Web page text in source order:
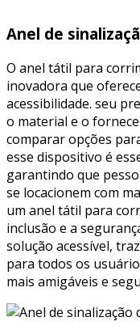
Anel de
O anel tátil para
inovadora que
acessibilidade. seu
o material e o
comparar opções
esse dispositivo é
garantindo que
se locacionem com
um anel tátil para
inclusão e a
solução acessível,
para todos os
mais amigáveis e